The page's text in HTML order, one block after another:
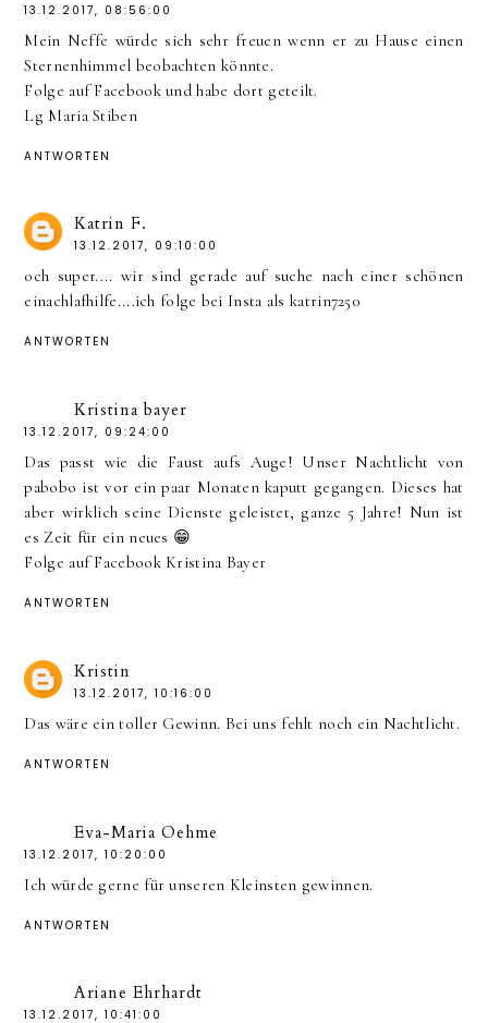
13.12.2017, 08:56:00
Mein Neffe würde sich sehr freuen wenn er zu Hause einen
Sternenhimmel beobachten könnte.
Folge auf Facebook und habe dort geteilt.
Lg Maria Stiben
ANTWORTEN
Katrin F.
13.12.2017, 09:10:00
och super.... wir sind gerade auf suche nach einer schönen
einachlafhilfe....ich folge bei Insta als katrin7250
ANTWORTEN
Kristina bayer
13.12.2017, 09:24:00
Das passt wie die Faust aufs Auge! Unser Nachtlicht von
pabobo ist vor ein paar Monaten kaputt gegangen. Dieses hat
aber wirklich seine Dienste geleistet, ganze 5 Jahre! Nun ist
es Zeit für ein neues 😁
Folge auf Facebook Kristina Bayer
ANTWORTEN
Kristin
13.12.2017, 10:16:00
Das wäre ein toller Gewinn. Bei uns fehlt noch ein Nachtlicht.
ANTWORTEN
Eva-Maria Oehme
13.12.2017, 10:20:00
Ich würde gerne für unseren Kleinsten gewinnen.
ANTWORTEN
Ariane Ehrhardt
13.12.2017, 10:41:00